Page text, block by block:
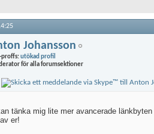
Johansson
proffs:utökad profil
för alla forumsektioner
tänka mig lite mer avancerade
er!